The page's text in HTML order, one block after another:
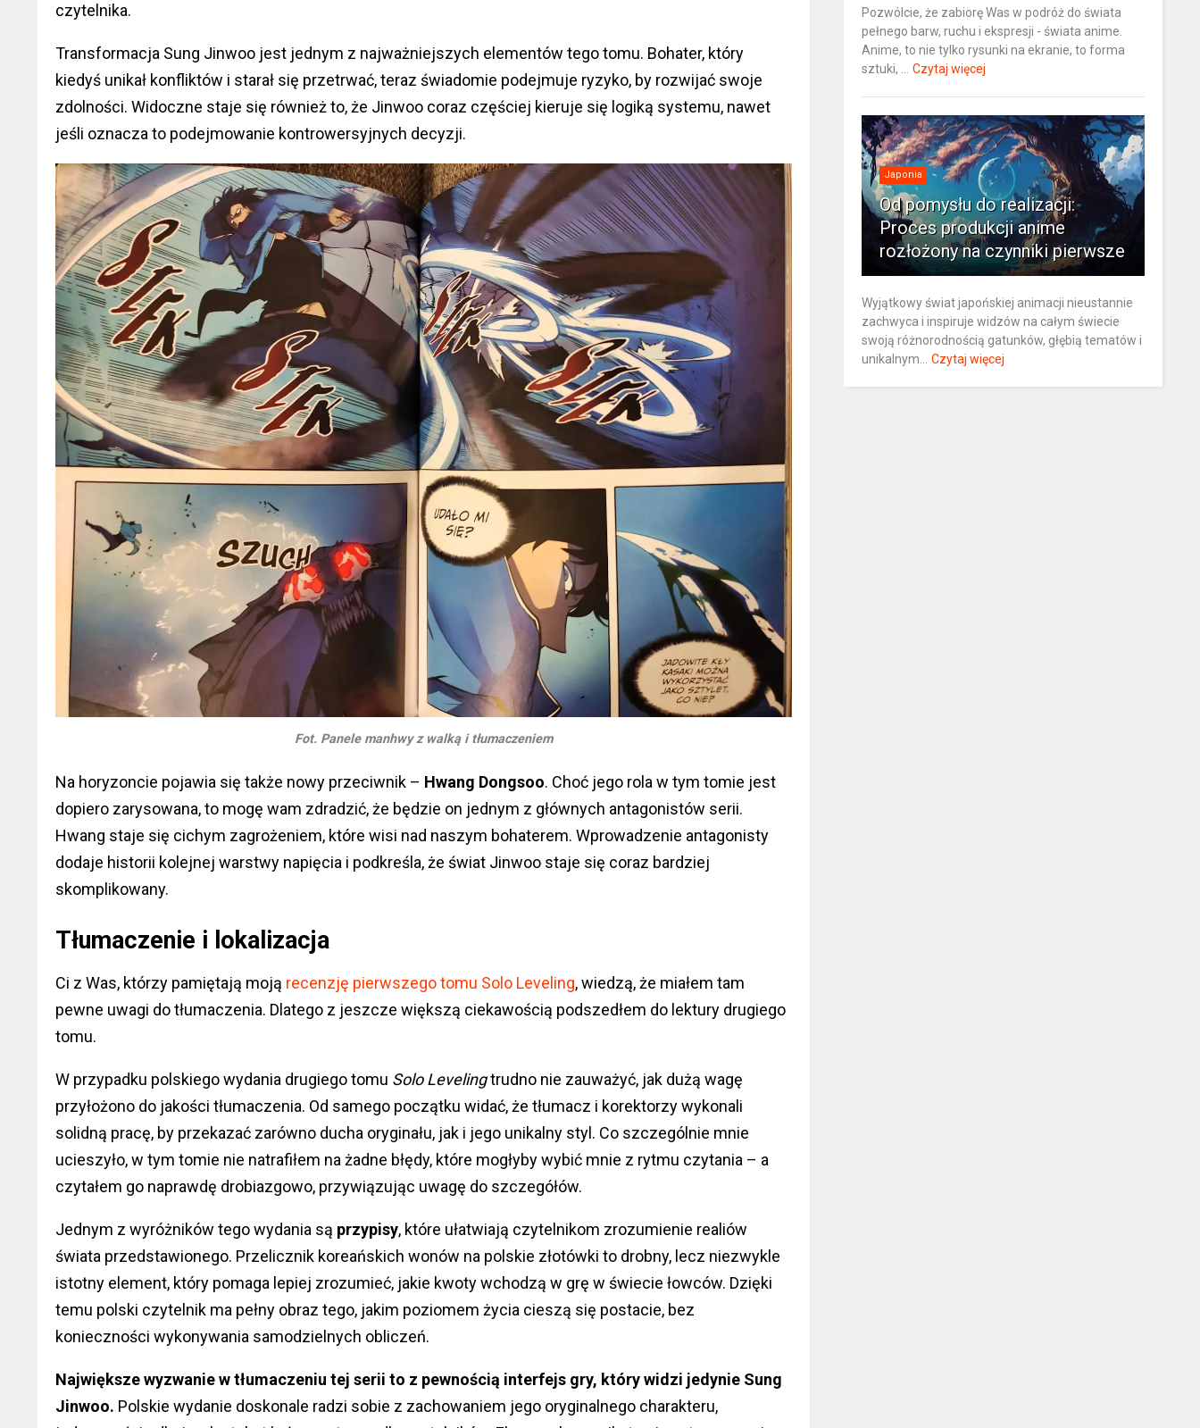
czytelnika.
Transformacja Sung Jinwoo jest jednym z najważniejszych elementów tego tomu. Bohater, który
kiedyś unikał konfliktów i starał się przetrwać, teraz świadomie podejmuje ryzyko, by rozwijać swoje
zdolności. Widoczne staje się również to, że Jinwoo coraz częściej kieruje się logiką systemu, nawet
jeśli oznacza to podejmowanie kontrowersyjnych decyzji.
Fot. Panele manhwy z walką i tłumaczeniem
Na horyzoncie pojawia się także nowy przeciwnik – Hwang Dongsoo. Choć jego rola w tym tomie jest
dopiero zarysowana, to mogę wam zdradzić, że będzie on jednym z głównych antagonistów serii.
Hwang staje się cichym zagrożeniem, które wisi nad naszym bohaterem. Wprowadzenie antagonisty
dodaje historii kolejnej warstwy napięcia i podkreśla, że świat Jinwoo staje się coraz bardziej
skomplikowany.
Tłumaczenie i lokalizacja
Ci z Was, którzy pamiętają moją recenzję pierwszego tomu Solo Leveling, wiedzą, że miałem tam
pewne uwagi do tłumaczenia. Dlatego z jeszcze większą ciekawością podszedłem do lektury drugiego
tomu.
W przypadku polskiego wydania drugiego tomu Solo Levelingtrudno nie zauważyć, jak dużą wagę
przyłożono do jakości tłumaczenia. Od samego początku widać, że tłumacz i korektorzy wykonali
solidną pracę, by przekazać zarówno ducha oryginału, jak i jego unikalny styl. Co szczególnie mnie
ucieszyło, w tym tomie nie natrafiłem na żadne błędy, które mogłyby wybić mnie z rytmu czytania – a
czytałem go naprawdę drobiazgowo, przywiązując uwagę do szczegółów.
Jednym z wyróżników tego wydania są przypisy, które ułatwiają czytelnikom zrozumienie realiów
świata przedstawionego. Przelicznik koreańskich wonów na polskie złotówki to drobny, lecz niezwykle
istotny element, który pomaga lepiej zrozumieć, jakie kwoty wchodzą w grę w świecie łowców. Dzięki
temu polski czytelnik ma pełny obraz tego, jakim poziomem życia cieszą się postacie, bez
konieczności wykonywania samodzielnych obliczeń.
Największe wyzwanie w tłumaczeniu tej serii to z pewnością interfejs gry, który widzi jedynie Sung
Jinwoo. Polskie wydanie doskonale radzi sobie z zachowaniem jego oryginalnego charakteru,
Pozwólcie, że zabiorę Was w podróż do świata
pełnego barw, ruchu i ekspresji - świata anime.
Anime, to nie tylko rysunki na ekranie, to forma
sztuki, ...
Czytaj więcej
Japonia
Od pomysłu do realizacji:
Proces produkcji anime
rozłożony na czynniki pierwsze
Wyjątkowy świat japońskiej animacji nieustannie
zachwyca i inspiruje widzów na całym świecie
swoją różnorodnością gatunków, głębią tematów i
unikalnym...
Czytaj więcej